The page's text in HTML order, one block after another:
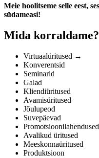
Meie hoolitseme selle eest,
südameasi!
Mida korraldame?
Virtuaalüritused →
Konverentsid
Seminarid
Galad
Kliendiüritused
Avamisüritused
Jõulupeod
Suvepäevad
Promotsioonilahendused
Avalikud üritused
Meeskonnaüritused
Produktsioon